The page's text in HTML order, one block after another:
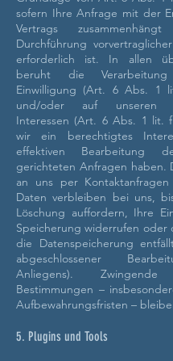
sofern Ihre Anfrage mit der
Vertrags
Durchführung
erforderlich ist. In allen
beruht die
Einwilligung (Art. 6 Abs. 1
und/oder auf unseren
Interessen (Art. 6 Abs. 1 lit.
wir ein berechtigtes
effektiven Bearbeitung
gerichteten Anfragen haben.
an uns per Kontaktanfragen
Daten verbleiben bei uns,
Löschung auffordern, Ihre
Speicherung widerrufen oder
die Datenspeicherung
abgeschlossener
Anliegens). Zwingende
Bestimmungen –
Aufbewahrungsfristen –
5. Plugins und Tools